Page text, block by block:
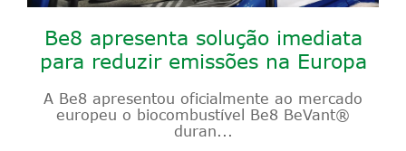
Be8 apresenta solução imediata
para reduzir emissões na Europa
A Be8 apresentou oficialmente ao mercado
europeu o biocombustível Be8 BeVant®
duran...